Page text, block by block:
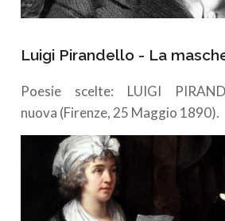
Luigi Pirandello - La
Poesie scelte: LUIGI
nuova (Firenze, 25 Maggio 1890).